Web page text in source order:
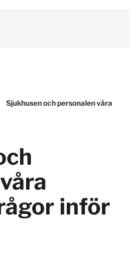
Sjukhusen och personalen våra
inför